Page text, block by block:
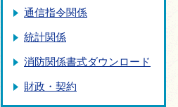
通信指令関係
統計関係
消防関係書式ダウンロード
財政・契約